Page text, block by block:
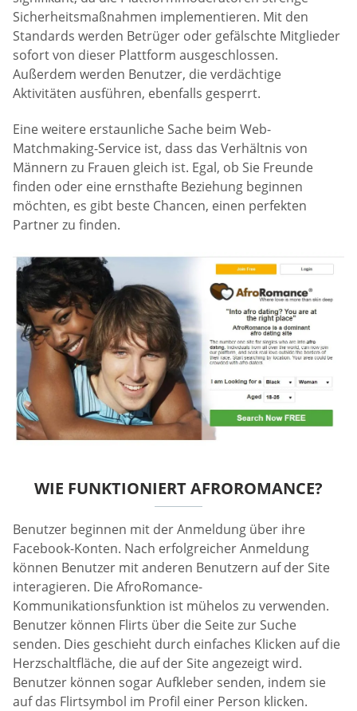
Sicherheitsmaßnahmen implementieren. Mit den
Standards werden Betrüger oder gefälschte Mitglieder
sofort von dieser Plattform ausgeschlossen.
Außerdem werden Benutzer, die verdächtige
Aktivitäten ausführen, ebenfalls gesperrt.
Eine weitere erstaunliche Sache beim Web-
Matchmaking-Service ist, dass das Verhältnis von
Männern zu Frauen gleich ist. Egal, ob Sie Freunde
finden oder eine ernsthafte Beziehung beginnen
möchten, es gibt beste Chancen, einen perfekten
Partner zu finden.
WIE FUNKTIONIERT AFROROMANCE?
Benutzer beginnen mit der Anmeldung über ihre
Facebook-Konten. Nach erfolgreicher Anmeldung
können Benutzer mit anderen Benutzern auf der Site
interagieren. Die AfroRomance-
Kommunikationsfunktion ist mühelos zu verwenden.
Benutzer können Flirts über die Seite zur Suche
senden. Dies geschieht durch einfaches Klicken auf die
Herzschaltfläche, die auf der Site angezeigt wird.
Benutzer können sogar Aufkleber senden, indem sie
auf das Flirtsymbol im Profil einer Person klicken.